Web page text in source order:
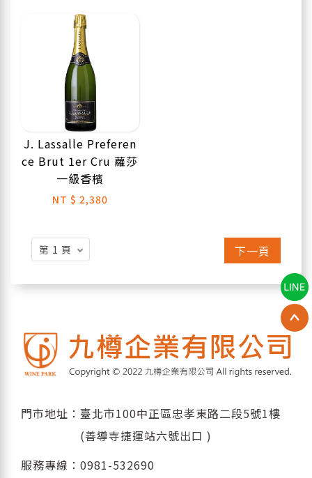
J. Lassalle Preferen
ce Brut 1er Cru 蘿莎
一級香檳
NT $ 2,380
下一頁
門市地址：臺北市100中正區忠孝東路二段5號1樓
(善導寺捷運站六號出口 )
服務專線： 0981-532690